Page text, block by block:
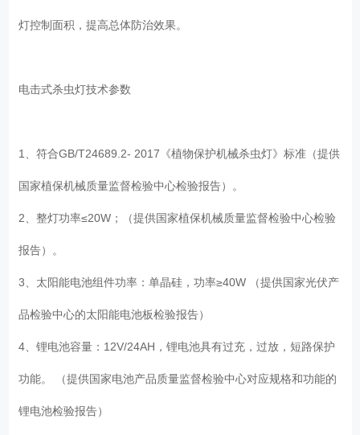
灯控制面积，提高总体防治效果。
电击式杀虫灯技术参数
1、符合GB/T24689.2- 2017《植物保护机械杀虫灯》标准（提供
国家植保机械质量监督检验中心检验报告）。
2、整灯功率≤20W；（提供国家植保机械质量监督检验中心检验
报告）。
3、太阳能电池组件功率：单晶硅，功率≥40W （提供国家光伏产
品检验中心的太阳能电池板检验报告）
4、锂电池容量：12V/24AH，锂电池具有过充，过放，短路保护
功能。 （提供国家电池产品质量监督检验中心对应规格和功能的
锂电池检验报告）